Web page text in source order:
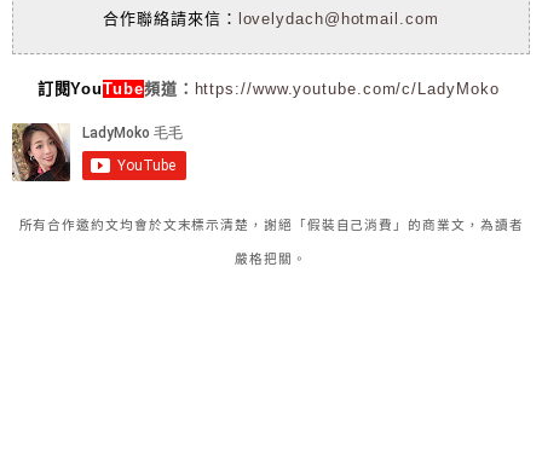
合作聯絡請來信： lovelydach@hotmail.com
訂閱YouTube頻道： https://www.youtube.com/c/LadyMoko
所有合作邀約文均會於文末標示清楚，謝絕「假裝自己消費」的商業文，為讀者
嚴格把關。